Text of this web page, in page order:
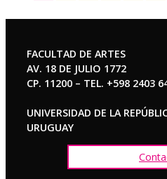
FACULTAD DE ARTES
AV. 18 DE JULIO 1772
CP. 11200 – TEL. +598 2403
UNIVERSIDAD DE LA
URUGUAY